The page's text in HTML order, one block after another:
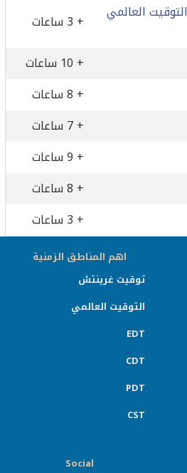
التوقيت العالمي
+ 3 ساعات
+ 10 ساعات
+ 8 ساعات
+ 7 ساعات
+ 9 ساعات
+ 8 ساعات
+ 3 ساعات
اهم المناطق الزمنية
توقيت غرينتش
التوقيت العالمي
EDT
CDT
PDT
CST
Social